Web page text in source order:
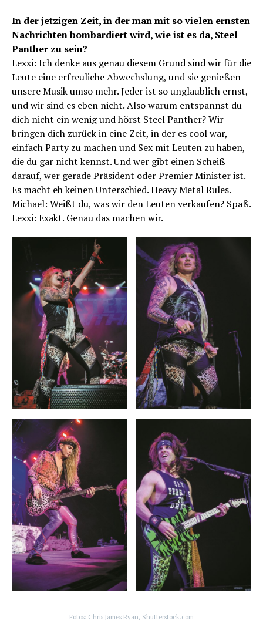
In der jetzigen Zeit, in der man mit so vielen ernsten
Nachrichten bombardiert wird, wie ist es da, Steel
Panther zu sein?
Lexxi: Ich denke aus genau diesem Grund sind wir für die
Leute eine erfreuliche Abwechslung, und sie genießen
unsereMusikumso mehr. Jeder ist so unglaublich ernst,
und wir sind es eben nicht. Also warum entspannst du
dich nicht ein wenig und hörst Steel Panther? Wir
bringen dich zurück in eine Zeit, in der es cool war,
einfach Party zu machen und Sex mit Leuten zu haben,
die du gar nicht kennst. Und wer gibt einen Scheiß
darauf, wer gerade Präsident oder Premier Minister ist.
Es macht eh keinen Unterschied. Heavy Metal Rules.
Michael: Weißt du, was wir den Leuten verkaufen? Spaß.
Lexxi: Exakt. Genau das machen wir.
Fotos: Chris James Ryan, Shutterstock.com